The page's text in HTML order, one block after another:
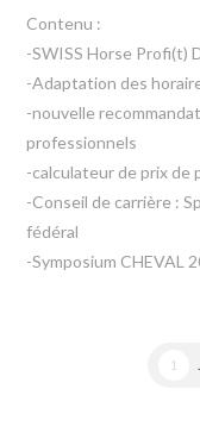
Contenu :
-SWISS Horse Profi(t)
-Adaptation des
-nouvelle
professionnels
-calculateur de prix de
-Conseil de carrière :
fédéral
-Symposium CHEVAL
1